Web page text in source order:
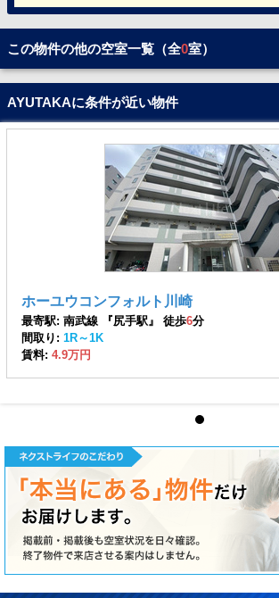
この物件の他の空室一覧（全0室）
AYUTAKAに条件が近い物件
ホーユウコンフォルト川崎
最寄駅: 南武線 『尻手駅』 徒歩6分
間取り: 1R～1K
賃料: 4.9万円